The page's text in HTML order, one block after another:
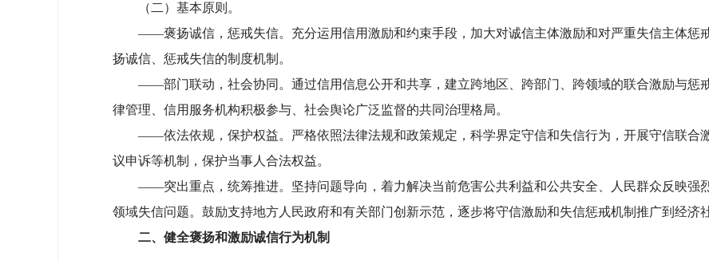
（二）基本原则。
——褒扬诚信，惩戒失信。充分运用信用激励和约束手段，加大对诚信主体激励和对严重失信主体惩
扬诚信、惩戒失信的制度机制。
——部门联动，社会协同。通过信用信息公开和共享，建立跨地区、跨部门、跨领域的联合激励与惩
律管理、信用服务机构积极参与、社会舆论广泛监督的共同治理格局。
——依法依规，保护权益。严格依照法律法规和政策规定，科学界定守信和失信行为，开展守信联合
议申诉等机制，保护当事人合法权益。
——突出重点，统筹推进。坚持问题导向，着力解决当前危害公共利益和公共安全、人民群众反映强
领域失信问题。鼓励支持地方人民政府和有关部门创新示范，逐步将守信激励和失信惩戒机制推广到经济
二、健全褒扬和激励诚信行为机制